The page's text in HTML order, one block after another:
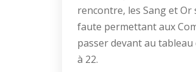
rencontre, les Sang et Or
faute permettant aux
passer devant au tableau
à 22.